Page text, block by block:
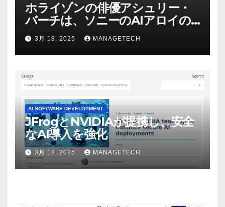
ホライゾンの俳優アシュリー・
バーチは、ソニーのAIアロイの
ビデオを見て「ゲームパフォー
マンスという芸術形式に不安を
感じた」と語る – IGN
3月 18, 2025 MANAGETECH
AI SOFTWARE DEVELOPMENT
JFrogとNVIDIAが提携し、安全
なAI導入を強化
3月 18, 2025 MANAGETECH